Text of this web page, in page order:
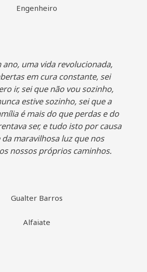
Engenheiro
ano, uma vida revolucionada,
em cura constante, sei
ir, sei que não vou sozinho,
estive sozinho, sei que a
é mais do que perdas e do
ser, e tudo isto por causa
da maravilhosa luz que nos
nossos próprios caminhos.
Gualter Barros
Alfaiate